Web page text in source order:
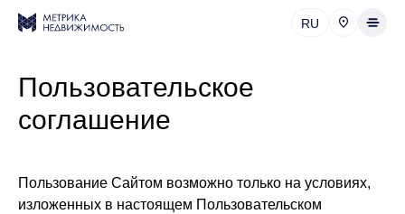
RU
Пользовательское
соглашение
Пользование Сайтом возможно только на условиях,
изложенных в настоящем Пользовательском